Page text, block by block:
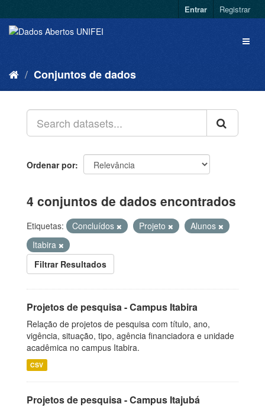
Entrar Registrar
Conjuntos de dados
Ordenar por
4 conjuntos de dados encontrados
Etiquetas: Concluídos Projeto
Alunos
Itabira
Filtrar Resultados
Projetos de pesquisa - Campus Itabira
Relação de projetos de pesquisa com título, ano,
vigência, situação, tipo, agência financiadora e unidade
acadêmica no campus Itabira.
CSV
Projetos de pesquisa - Campus Itajubá